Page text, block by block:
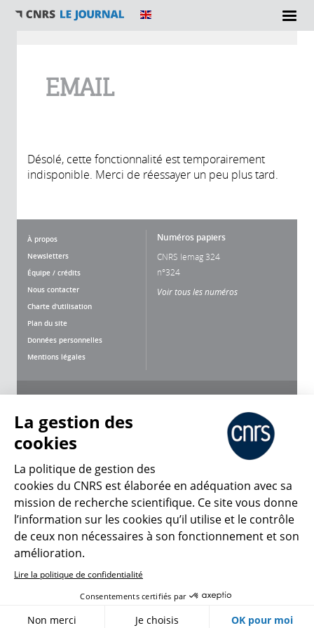
EMAIL
Désolé, cette fonctionnalité est temporairement
indisponible. Merci de réessayer un peu plus tard.
À propos
Newsletters
Équipe / crédits
Nous contacter
Charte d'utilisation
Plan du site
Données personnelles
Mentions légales
Numéros papiers
CNRS lemag 324
n°324
Voir tous les numéros
CNRS Le Mag
© 2026, CNRS
Créer un compte Se connecter
Gestion des cookies
La gestion des
cookies
La politique de gestion des
cookies du CNRS est élaborée en adéquation avec sa
mission de recherche scientifique. Ce site vous donne
l’information sur les cookies qu’il utilise et le contrôle
de ceux non nécessaires à son fonctionnement et son
amélioration.
Lire la politique de confidentialité
Consentements certifiés par
Non merci Je choisis OK pour moi